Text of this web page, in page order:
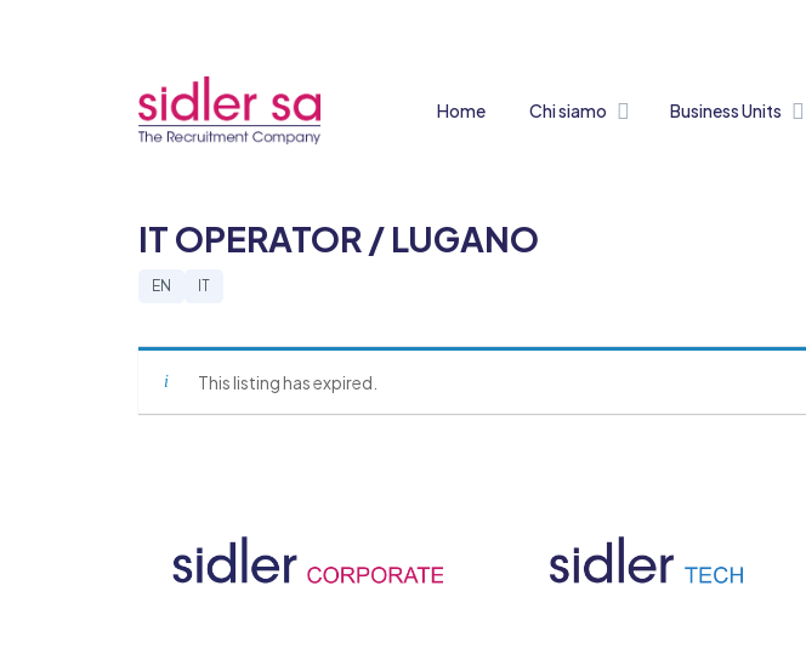
Home Chi siamo Business Units
IT OPERATOR / LUGANO
EN IT
This listing has expired.